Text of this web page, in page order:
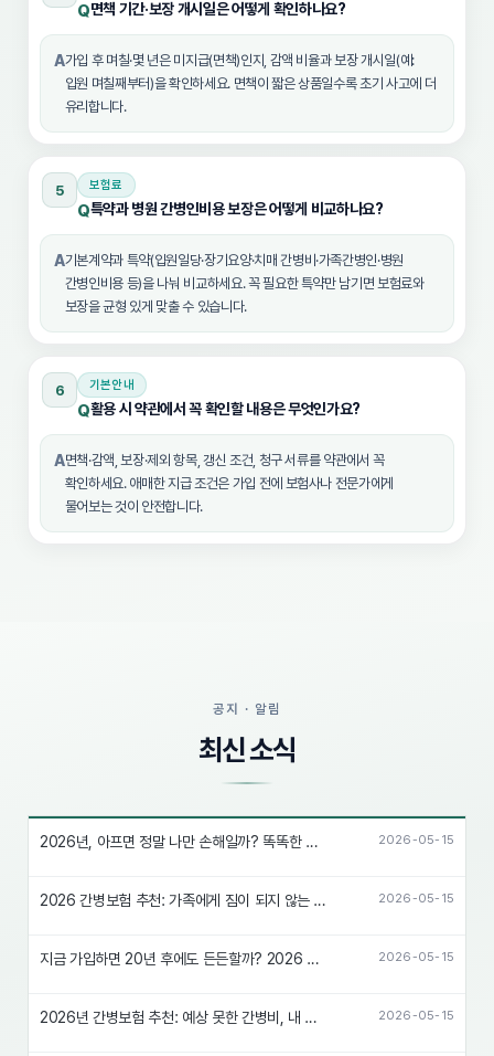
Q면책 기간·보장 개시일은 어떻게 확인하나요?
A가입 후 며칠·몇 년은 미지급(면책)인지, 감액 비율과 보장 개시일(예:
입원 며칠째부터)을 확인하세요. 면책이 짧은 상품일수록 초기 사고에 더
유리합니다.
5 보험료
Q특약과 병원 간병인비용 보장은 어떻게 비교하나요?
A기본계약과 특약(입원일당·장기요양·치매 간병비·가족간병인·병원
간병인비용 등)을 나눠 비교하세요. 꼭 필요한 특약만 남기면 보험료와
보장을 균형 있게 맞출 수 있습니다.
6 기본안내
Q활용 시 약관에서 꼭 확인할 내용은 무엇인가요?
A면책·감액, 보장·제외 항목, 갱신 조건, 청구 서류를 약관에서 꼭
확인하세요. 애매한 지급 조건은 가입 전에 보험사나 전문가에게
물어보는 것이 안전합니다.
공지 · 알림
최신 소식
2026-05-15
2026년, 아프면 정말 나만 손해일까? 똑똑한 간병보험 추천 및 준비 방법
2026-05-15
2026 간병보험 추천: 가족에게 짐이 되지 않는 현명한 준비 가이드
2026-05-15
지금 가입하면 20년 후에도 든든할까? 2026 간병보험 핵심 비교 추천
2026-05-15
2026년 간병보험 추천: 예상 못한 간병비, 내 보험으로 충분할까?